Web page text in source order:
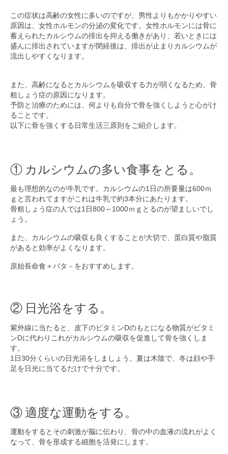
この症状は高齢の女性に多いのですが、男性よりもかかりやすい
原因は、女性ホルモンの分泌の変化です。女性ホルモンには骨に
蓄えられたカルシウムの排出を抑える働きがあり、若いときには
盛んに排出されていますが閉経後は、排出が止まりカルシウムが
流出しやすくなります。
また、高齢になるとカルシウムを吸収する力が弱くなるため、骨
粗しょう症の原因になります。
予防と治療のためには、何よりも自分で骨を強くしようと心がけ
ることです。
以下に骨を強くする日常生活三原則をご紹介します。
① カルシウムの多い食事をとる。
最も理想的なのが牛乳です。カルシウムの1日の所要量は600ｍ
ｇと言われてますがこれは牛乳で約3本分にあたります。
骨粗しょう症の人では1日800～1000ｍｇとるのが望ましいでし
ょう。
また、カルシウムの吸収も良くすることが大切で、蛋白質や脂質
があると効率がよくなります。
原始長命食＋バタ－をおすすめします。
② 日光浴をする。
紫外線に当たると、皮下のビタミンDのもとになる物質がビタミ
ンDに代わりこれがカルシウムの吸収を促進して骨を強くしま
す。
1日30分くらいの日光浴をしましょう。夏は木陰で、冬は顔や手
足を日光に当てるだけで十分です。
③ 適度な運動をする。
運動をするとその刺激が脳に伝わり、骨の中の血液の流れがよく
なって、骨を形成する細胞を活発にします。